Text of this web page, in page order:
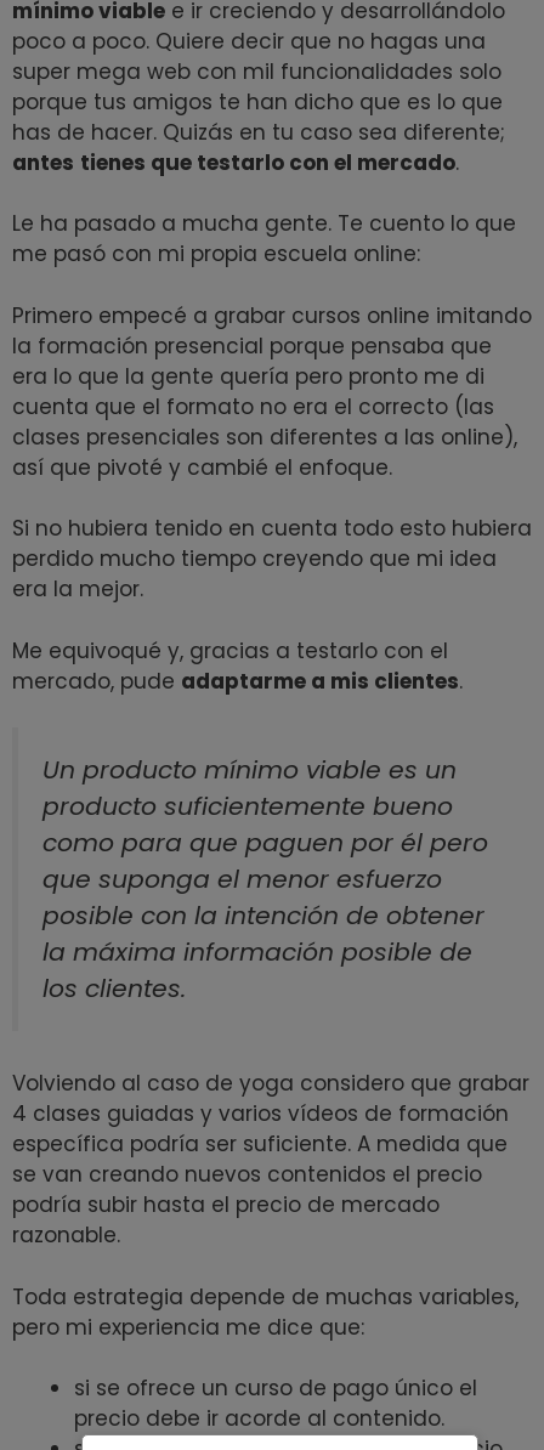
mínimo viable e ir creciendo y desarrollándolo
poco a poco. Quiere decir que no hagas una
super mega web con mil funcionalidades solo
porque tus amigos te han dicho que es lo que
has de hacer. Quizás en tu caso sea diferente;
antes tienes que testarlo con el mercado.
Le ha pasado a mucha gente. Te cuento lo que
me pasó con mi propia escuela online:
Primero empecé a grabar cursos online imitando
la formación presencial porque pensaba que
era lo que la gente quería pero pronto me di
cuenta que el formato no era el correcto (las
clases presenciales son diferentes a las online),
así que pivoté y cambié el enfoque.
Si no hubiera tenido en cuenta todo esto hubiera
perdido mucho tiempo creyendo que mi idea
era la mejor.
Me equivoqué y, gracias a testarlo con el
mercado, pude adaptarme a mis clientes.
Un producto mínimo viable es un
producto suficientemente bueno
como para que paguen por él pero
que suponga el menor esfuerzo
posible con la intención de obtener
la máxima información posible de
los clientes.
Volviendo al caso de yoga considero que grabar
4 clases guiadas y varios vídeos de formación
específica podría ser suficiente. A medida que
se van creando nuevos contenidos el precio
podría subir hasta el precio de mercado
razonable.
Toda estrategia depende de muchas variables,
pero mi experiencia me dice que:
si se ofrece un curso de pago único el
precio debe ir acorde al contenido.